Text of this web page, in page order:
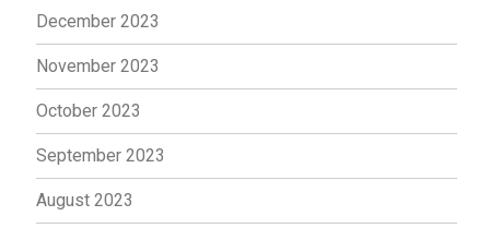
December 2023
November 2023
October 2023
September 2023
August 2023